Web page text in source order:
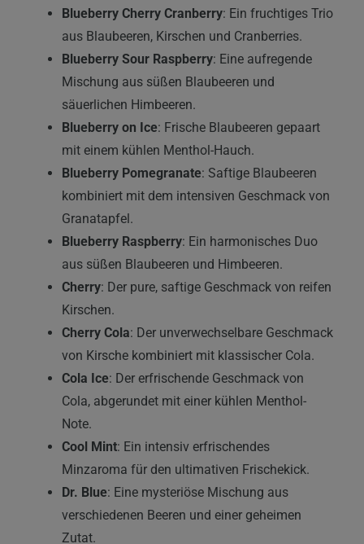
Blueberry Cherry Cranberry: Ein fruchtiges Trio
aus Blaubeeren, Kirschen und Cranberries.
Blueberry Sour Raspberry: Eine aufregende
Mischung aus süßen Blaubeeren und
säuerlichen Himbeeren.
Blueberry on Ice: Frische Blaubeeren gepaart
mit einem kühlen Menthol-Hauch.
Blueberry Pomegranate: Saftige Blaubeeren
kombiniert mit dem intensiven Geschmack von
Granatapfel.
Blueberry Raspberry: Ein harmonisches Duo
aus süßen Blaubeeren und Himbeeren.
Cherry: Der pure, saftige Geschmack von reifen
Kirschen.
Cherry Cola: Der unverwechselbare Geschmack
von Kirsche kombiniert mit klassischer Cola.
Cola Ice: Der erfrischende Geschmack von
Cola, abgerundet mit einer kühlen Menthol-
Note.
Cool Mint: Ein intensiv erfrischendes
Minzaroma für den ultimativen Frischekick.
Dr. Blue: Eine mysteriöse Mischung aus
verschiedenen Beeren und einer geheimen
Zutat.